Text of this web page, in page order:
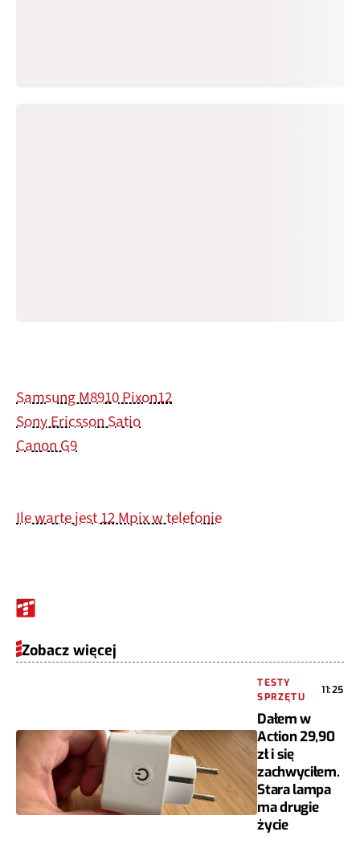
Samsung M8910 Pixon12
Sony Ericsson Satio
Canon G9
Ile warte jest 12 Mpix w telefonie
Zobacz więcej
TESTY
SPRZĘTU
11:25
Dałem w
Action 29,90
zł i się
zachwyciłem.
Stara lampa
ma drugie
życie